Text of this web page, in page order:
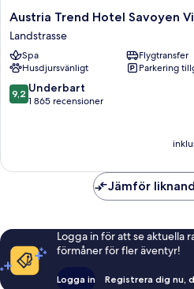
Austria
Trend
Hotel
Savoyen
Vienna
Landstrasse
Austria Trend Hotel Savoyen
Landstrasse
Spa
Flygtransfer
Husdjursvänligt
Parkering
9.2
av
9,2 Underbart
1 865 recensioner
Jämför
Logga in för att se aktuella
förmåner för fler äventyr!
Logga in Registrera dig nu,